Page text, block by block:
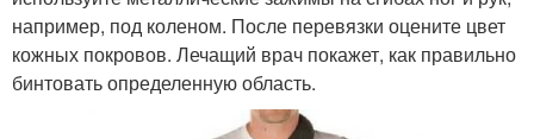
например, под коленом. После перевязки оцените цвет
кожных покровов. Лечащий врач покажет, как правильно
бинтовать определенную область.